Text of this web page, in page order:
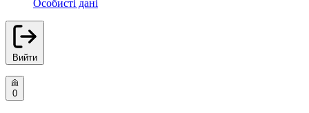
Особисті дані
Вийти
0